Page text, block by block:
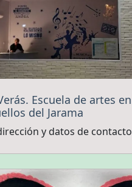
Escuela de artes en
del Jarama
y datos de contacto